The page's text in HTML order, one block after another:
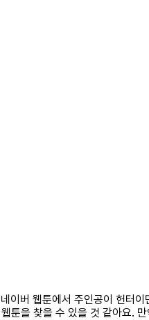
이버 웹툰에서 주인공이 헌터
툰을 찾을 수 있을 것 같아요.